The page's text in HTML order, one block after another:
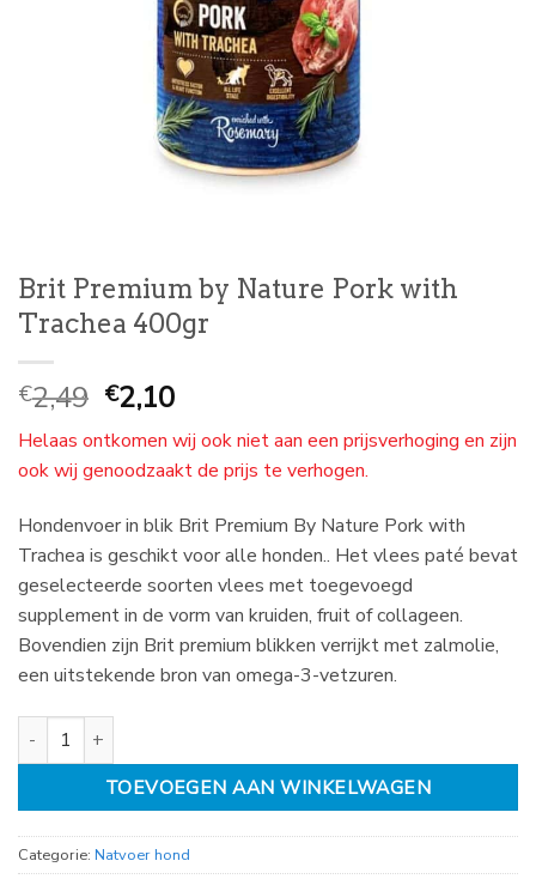
Brit Premium by Nature Pork with
Trachea 400gr
€2,49 Oorspronkelijke
prijs
was:
€
2,49.
€2,10Huidige
prijs
is:
€
2,10.
Helaas ontkomen wij ook niet aan een prijsverhoging en zijn
ook wij genoodzaakt de prijs te verhogen.
Hondenvoer in blik Brit Premium By Nature Pork with
Trachea is geschikt voor alle honden.. Het vlees paté bevat
geselecteerde soorten vlees met toegevoegd
supplement in de vorm van kruiden, fruit of collageen.
Bovendien zijn Brit premium blikken verrijkt met zalmolie,
een uitstekende bron van omega-3-vetzuren.
Brit Premium by Nature Pork with Trachea 400gr aantal
TOEVOEGEN AAN WINKELWAGEN
Categorie: Natvoer hond